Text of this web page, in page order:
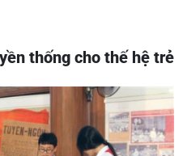
thống cho thế hệ trẻ